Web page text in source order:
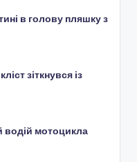
в голову пляшку з
зіткнувся із
водій мотоцикла